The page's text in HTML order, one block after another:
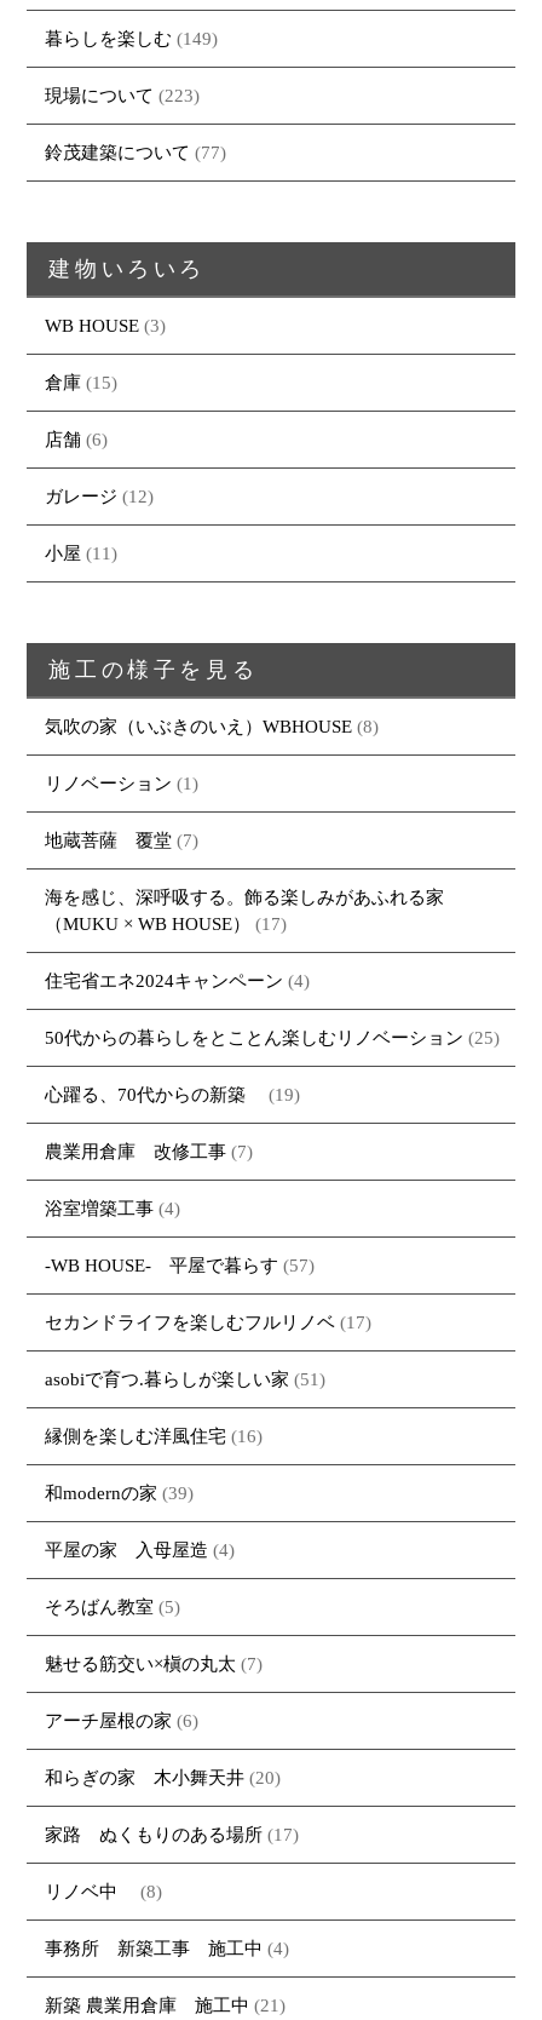
暮らしを楽しむ (149)
現場について (223)
鈴茂建築について (77)
建物いろいろ
WB HOUSE (3)
倉庫 (15)
店舗 (6)
ガレージ (12)
小屋 (11)
施工の様子を見る
気吹の家（いぶきのいえ）WBHOUSE (8)
リノベーション (1)
地蔵菩薩 覆堂 (7)
海を感じ、深呼吸する。飾る楽しみがあふれる家
（MUKU × WB HOUSE）
(17)
住宅省エネ2024キャンペーン (4)
50代からの暮らしをとことん楽しむリノベーション (25)
心躍る、70代からの新築 (19)
農業用倉庫 改修工事 (7)
浴室増築工事 (4)
-WB HOUSE- 平屋で暮らす (57)
セカンドライフを楽しむフルリノベ (17)
asobiで育つ.暮らしが楽しい家 (51)
縁側を楽しむ洋風住宅 (16)
和modernの家 (39)
平屋の家 入母屋造 (4)
そろばん教室 (5)
魅せる筋交い×槇の丸太 (7)
アーチ屋根の家 (6)
和らぎの家 木小舞天井 (20)
家路 ぬくもりのある場所 (17)
リノベ中 (8)
事務所 新築工事 施工中 (4)
新築 農業用倉庫 施工中 (21)
トップページ
イベント
会社案内
採用情報
お問い合わせ
商品紹介
・DENTOU
・CUSTOM
ORDER
・REFORM
家（施工事例一覧）
・CUSTOM
鈴茂の家づくり